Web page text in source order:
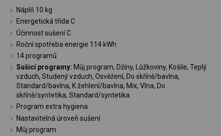
Náplň 10 kg
Energetická třída C
Účinnost sušení C
Roční spotřeba energie 114 kWh
14 programů
Sušicí programy: Můj program, Džíny, Lůžkoviny, Košile, Teplý
vzduch, Studený vzduch, Osvěžení, Do skříně/bavlna,
Standard/bavlna, K žehlení/bavlna, Mix, Vlna, Do
skříně/syntetika, Standard/syntetika
Program extra hygiena
Nastavitelná úroveň sušení
Můj program